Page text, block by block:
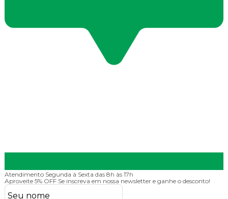
Atendimento Segunda à Sexta das 8h às 17h
Aproveite 5% OFF Se inscreva em nossa newsletter e ganhe o desconto!